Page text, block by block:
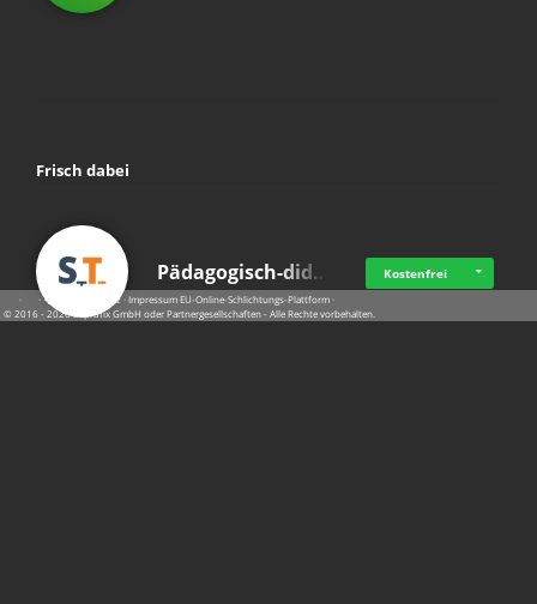
Frisch dabei
Pädagogisch-did… Kostenfrei
· · Datenschutz·Impressum EU-Online-Schlichtungs-Plattform·
© 2016 - 2026 SupraTix GmbH oder Partnergesellschaften - Alle Rechte vorbehalten.